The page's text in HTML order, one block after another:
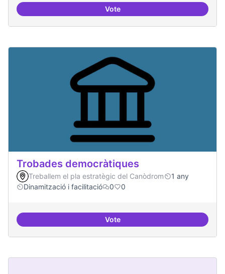
VoteSuport a projectes digitals i
Trobades democràtiques
Treballem el pla estratègic del Canòdrom
1 any
Dinamització i facilitació
0 0
VoteTrobades democràtiques